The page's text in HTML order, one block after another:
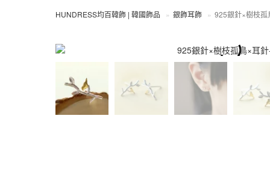
HUNDRESS均百韓飾 | 韓國飾品 銀飾耳飾 925銀針×樹枝孤
全部商品